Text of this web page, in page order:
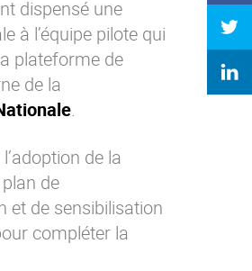
dispensé une
à l’équipe pilote qui
plateforme de
de la
.
de la
de
et de sensibilisation
compléter la